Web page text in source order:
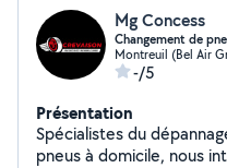
Mg Concess
Changement de
Montreuil (Bel Air
-/5
Présentation
Spécialistes du
pneus à domicile, nous